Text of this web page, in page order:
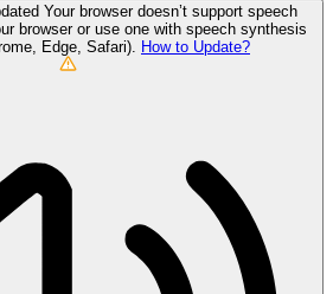
Your browser doesn’t support speech
browser or use one with speech synthesis
Edge, Safari).
How to Update?